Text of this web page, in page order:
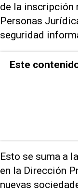
de la inscripción
Personas
seguridad
Este
Esto se suma a
en la Dirección
nuevas